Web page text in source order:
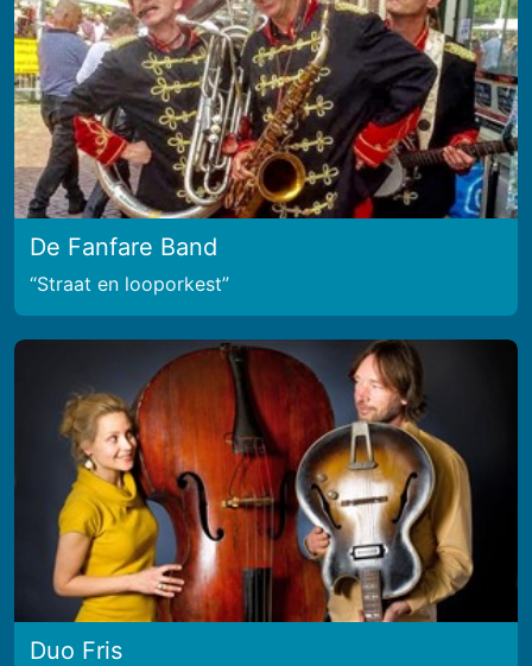
De Fanfare Band
Straat en looporkest
Duo Fris